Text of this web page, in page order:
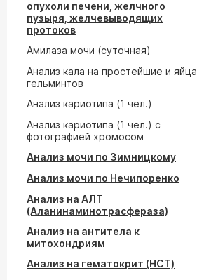
опухоли печени, желчного
пузыря, желчевыводящих
протоков
Амилаза мочи (суточная)
Анализ кала на простейшие и яйца
гельминтов
Анализ кариотипа (1 чел.)
Анализ кариотипа (1 чел.) с
фотографией хромосом
Анализ мочи по Зимницкому
Анализ мочи по Нечипоренко
Анализ на АЛТ
(Аланинаминотрасфераза)
Анализ на антитела к
митохондриям
Анализ на гематокрит (HCT)